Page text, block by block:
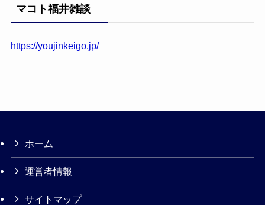
マコト福井雑談
https://youjinkeigo.jp/
ホーム
運営者情報
サイトマップ